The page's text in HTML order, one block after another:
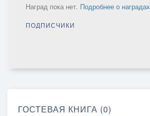
Наград пока нет. Подробнее о наградах
ПОДПИСЧИКИ
ГОСТЕВАЯ КНИГА (0)